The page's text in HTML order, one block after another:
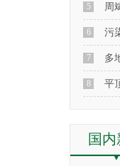
5 周
6 污染
7 多地
8 平顶
国内